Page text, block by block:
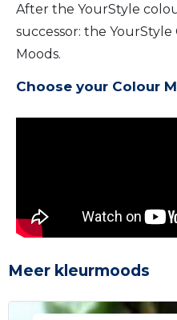
After the YourStyle
successor: the YourStyle
Moods.
Choose your Colour
Meer kleurmoods